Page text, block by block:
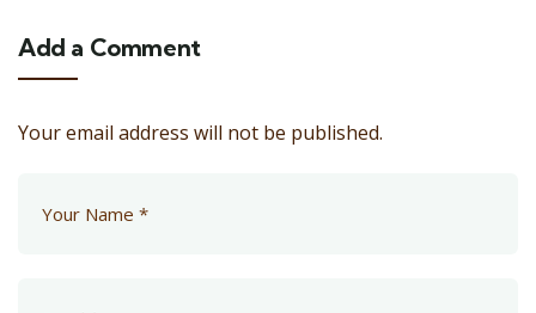
Add a Comment
Your email address will not be published.